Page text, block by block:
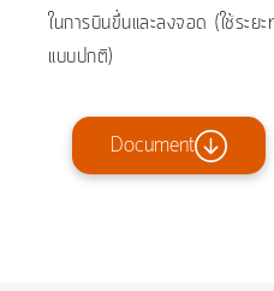
ในการบินขึ้นและลงจอด (ใช้ระย
แบบปกติ)
Document